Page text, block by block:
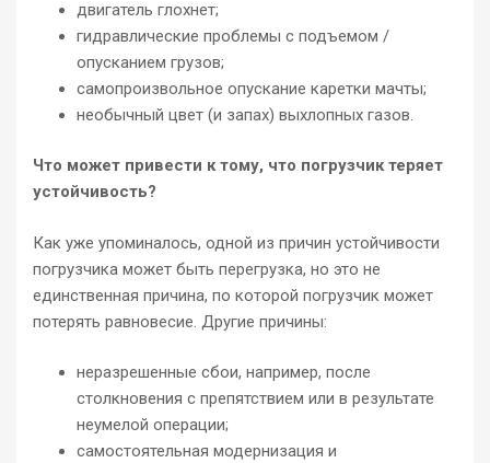
двигатель глохнет;
гидравлические проблемы с подъемом /
опусканием грузов;
самопроизвольное опускание каретки мачты;
необычный цвет (и запах) выхлопных газов.
Что может привести к тому, что погрузчик теряет
устойчивость?
Как уже упоминалось, одной из причин устойчивости
погрузчика может быть перегрузка, но это не
единственная причина, по которой погрузчик может
потерять равновесие. Другие причины:
неразрешенные сбои, например, после
столкновения с препятствием или в результате
неумелой операции;
самостоятельная модернизация и